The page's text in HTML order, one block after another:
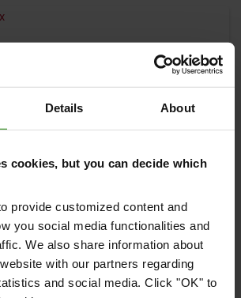
Details About
cookies, but you can decide which
provide customized content and
you social media functionalities and
We also share information about
with our partners regarding
and social media. Click "OK" to
et centralt fokusområde i
kollisionsforebyggende
teknologi (Real-Time Location
realtidsindsigt i placeringen af
INDEN FOR SIKKERHED